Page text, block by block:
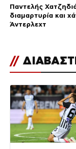
Παντελής
διαμαρτυρία και
Άντερλεχτ
//